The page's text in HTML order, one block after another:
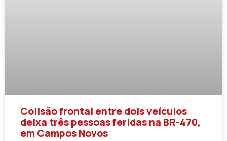
Colisão frontal entre dois veículos
deixa três pessoas feridas na BR-470,
em Campos Novos